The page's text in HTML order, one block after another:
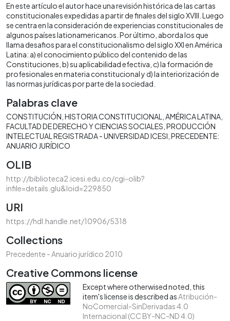
En este artículo el autor hace una revisión histórica de las cartas
constitucionales expedidas a partir de finales del siglo XVIII. Luego
se centra en la consideración de experiencias constitucionales de
algunos países lationamericanos. Por último, aborda los que
llama desafios para el constitucionalismo del siglo XXI en América
Latina: a) el conocimiento público del contenido de las
Constituciones, b) su aplicabilidad efectiva, c) la formación de
profesionales en materia constitucional y d) la interiorización de
las normas jurídicas por parte de la sociedad.
Palabras clave
CONSTITUCIÓN HISTORIA CONSTITUCIONAL
AMÉRICA LATINA
FACULTAD DE DERECHO Y CIENCIAS SOCIALES PRODUCCIÓN
INTELECTUAL REGISTRADA - UNIVERSIDAD ICESI PRECEDENTE:
ANUARIO JURÍDICO
OLIB
http://biblioteca2.icesi.edu.co/cgi-olib?
infile=details.glu&loid=229850
URI
https://hdl.handle.net/10906/5318
Collections
Precedente - Anuario jurídico 2010
Creative Commons license
Except where otherwised noted, this
item's license is described asAtribución-
NoComercial-SinDerivadas 4.0
Internacional (CC BY-NC-ND 4.0)